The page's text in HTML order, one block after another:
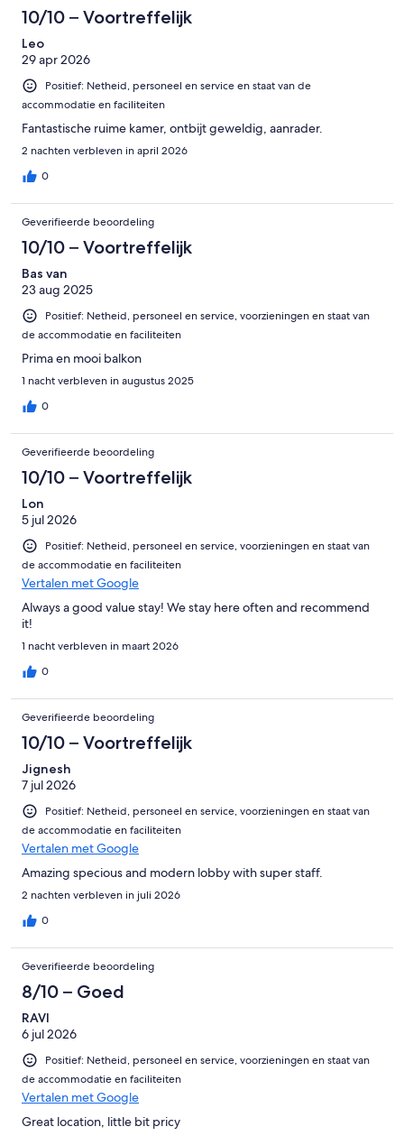
beoordelingen
10/10 – Voortreffelijk
Leo
29 apr 2026
Positief: Netheid, personeel en service en staat van de
accommodatie en faciliteiten
Fantastische ruime kamer, ontbijt geweldig, aanrader.
2 nachten verbleven in april 2026
0
Geverifieerde beoordeling
10/10 – Voortreffelijk
Bas van
23 aug 2025
Positief: Netheid, personeel en service, voorzieningen en staat van
de accommodatie en faciliteiten
Prima en mooi balkon
1 nacht verbleven in augustus 2025
0
Geverifieerde beoordeling
10/10 – Voortreffelijk
Lon
5 jul 2026
Positief: Netheid, personeel en service, voorzieningen en staat van
de accommodatie en faciliteiten
Vertalen met Google
Always a good value stay! We stay here often and recommend
it!
1 nacht verbleven in maart 2026
0
Geverifieerde beoordeling
10/10 – Voortreffelijk
Jignesh
7 jul 2026
Positief: Netheid, personeel en service, voorzieningen en staat van
de accommodatie en faciliteiten
Vertalen met Google
Amazing specious and modern lobby with super staff.
2 nachten verbleven in juli 2026
0
Geverifieerde beoordeling
8/10 – Goed
RAVI
6 jul 2026
Positief: Netheid, personeel en service, voorzieningen en staat van
de accommodatie en faciliteiten
Vertalen met Google
Great location, little bit pricy